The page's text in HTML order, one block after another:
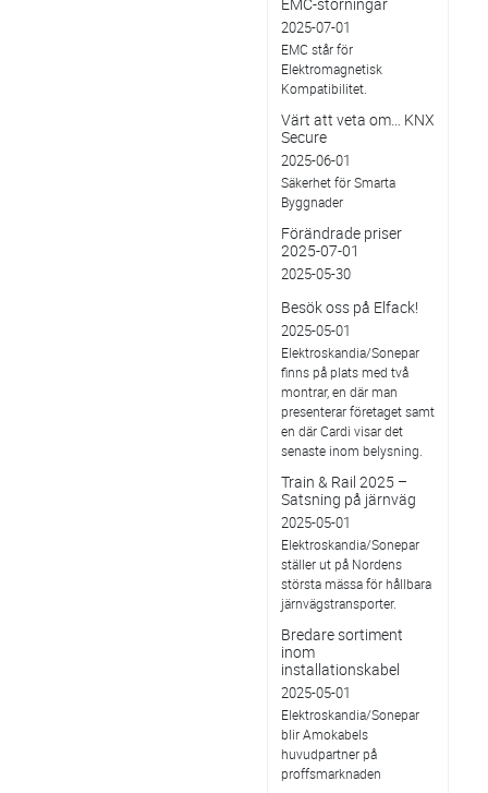
2025-07-01
EMC står för
Elektromagnetisk
Kompatibilitet.
Värt att veta om… KNX
Secure
2025-06-01
Säkerhet för Smarta
Byggnader
Förändrade priser
2025-07-01
2025-05-30
Besök oss på Elfack!
2025-05-01
Elektroskandia/Sonepar
finns på plats med två
montrar, en där man
presenterar företaget samt
en där Cardi visar det
senaste inom belysning.
Train & Rail 2025 –
Satsning på järnväg
2025-05-01
Elektroskandia/Sonepar
ställer ut på Nordens
största mässa för hållbara
järnvägstransporter.
Bredare sortiment
inom
installationskabel
2025-05-01
Elektroskandia/Sonepar
blir Amokabels
huvudpartner på
proffsmarknaden